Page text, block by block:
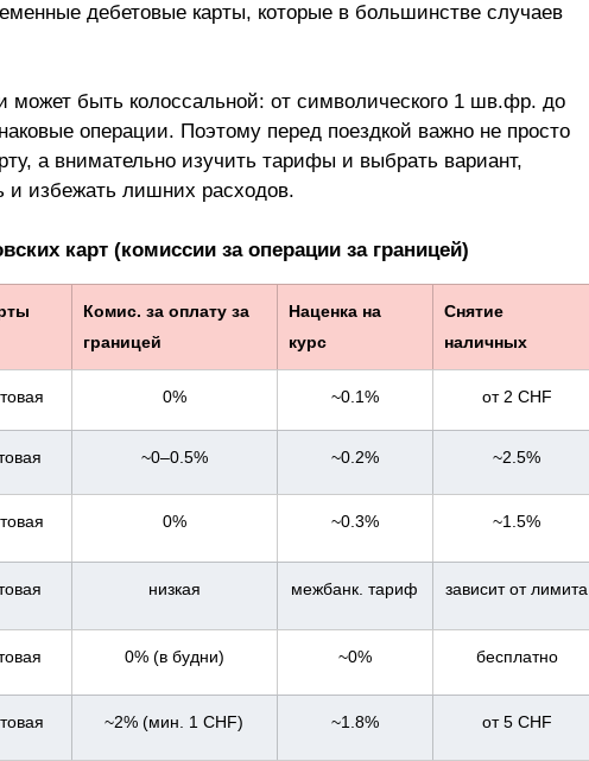
дебетовые карты, которые в большинстве случаев
может быть колоссальной: от символического 1 шв.фр. до
операции. Поэтому перед поездкой важно не просто
а внимательно изучить тарифы и выбрать вариант,
и избежать лишних расходов.
карт (комиссии за операции за границей)
Комис. за оплату за
границей
Наценка на
курс
Снятие
наличных
0% ~0.1% от 2 CHF
~0–0.5% ~0.2% ~2.5%
0% ~0.3% ~1.5%
низкая межбанк. тариф зависит от лимита
0% (в будни) ~0% бесплатно
~2% (мин. 1 CHF) ~1.8% от 5 CHF